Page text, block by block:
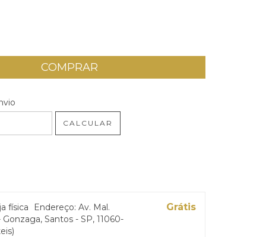
CALCULAR
física
Endereço: Av. Mal.
Santos - SP, 11060-
Grátis